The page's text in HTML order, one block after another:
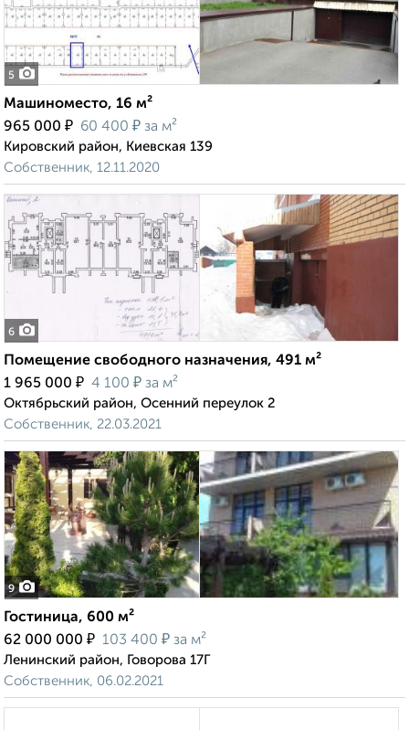
5
Машиноместо, 16 м²
965 000 ₽ 60 400 ₽ за м²
Кировский район, Киевская 139
Собственник, 12.11.2020
6
Помещение свободного назначения, 491 м²
1 965 000 ₽ 4 100 ₽ за м²
Октябрьский район, Осенний переулок 2
Собственник, 22.03.2021
9
Гостиница, 600 м²
62 000 000 ₽ 103 400 ₽ за м²
Ленинский район, Говорова 17Г
Собственник, 06.02.2021